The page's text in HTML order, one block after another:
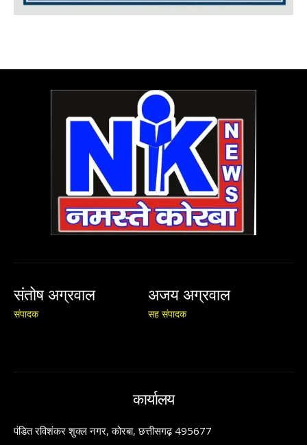
संतोष अग्रवाल
संपादक
अजय अग्रवाल
सह संपादक
कार्यालय
पंडित रविशंकर शुक्ल नगर, कोरबा, छत्तीसगढ़ 495677